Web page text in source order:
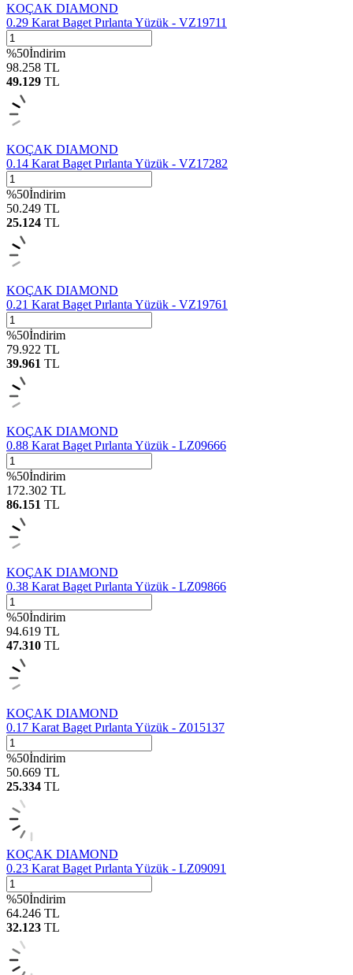
KOÇAK DIAMOND
0.29 Karat Baget Pırlanta Yüzük - VZ19711
%50İndirim
98.258 TL
49.129 TL
KOÇAK DIAMOND
0.14 Karat Baget Pırlanta Yüzük - VZ17282
%50İndirim
50.249 TL
25.124 TL
KOÇAK DIAMOND
0.21 Karat Baget Pırlanta Yüzük - VZ19761
%50İndirim
79.922 TL
39.961 TL
KOÇAK DIAMOND
0.88 Karat Baget Pırlanta Yüzük - LZ09666
%50İndirim
172.302 TL
86.151 TL
KOÇAK DIAMOND
0.38 Karat Baget Pırlanta Yüzük - LZ09866
%50İndirim
94.619 TL
47.310 TL
KOÇAK DIAMOND
0.17 Karat Baget Pırlanta Yüzük - Z015137
%50İndirim
50.669 TL
25.334 TL
KOÇAK DIAMOND
0.23 Karat Baget Pırlanta Yüzük - LZ09091
%50İndirim
64.246 TL
32.123 TL